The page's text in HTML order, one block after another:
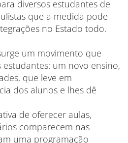
diversos estudantes de
que a medida pode
no Estado todo.
um movimento que
um novo ensino,
que leve em
dos alunos e lhes dê
de oferecer aulas,
comparecem nas
uma programação